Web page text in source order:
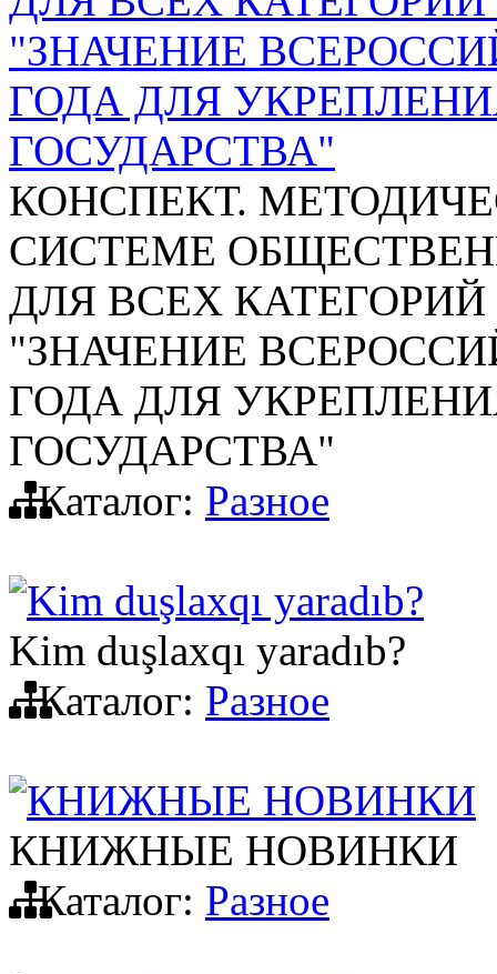
"ЗНАЧЕНИЕ
ГОДА ДЛЯ
ГОСУДАРСТВА"
КОНСПЕКТ.
СИСТЕМЕ
ДЛЯ ВСЕХ
"ЗНАЧЕНИЕ
ГОДА ДЛЯ
ГОСУДАРСТВА"
Каталог: Разное
Kim duşlaxqı yaradıb?
Kim duşlaxqı yaradıb?
Каталог: Разное
КНИЖНЫЕ НОВИНКИ
КНИЖНЫЕ НОВИНКИ
Каталог: Разное